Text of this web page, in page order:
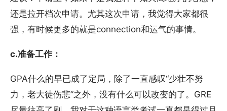
还是拉开档次申请。尤其这次申请，我觉得大家都很
强，有时候更多的就是connection和运气的事情。
c.准备工作：
GPA什么的早已成了定局，除了一直感叹“少壮不努
力，老大徒伤悲”之外，没有什么可以改变的了。GRE